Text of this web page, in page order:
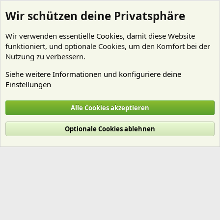
Cookies
Deutsch (Du)
Nutzungsbedingungen
Datenschutz Hilfe und Impressum
R
Wir schützen deine Privatsphäre
Wir verwenden essentielle Cookies, damit diese Website
funktioniert, und optionale Cookies, um den Komfort bei der
Nutzung zu verbessern.
Siehe weitere Informationen und konfiguriere deine
Einstellungen
Alle Cookies akzeptieren
Optionale Cookies ablehnen